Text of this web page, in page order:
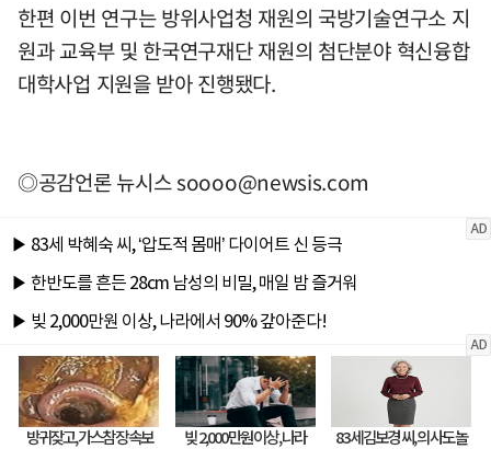
한편 이번 연구는 방위사업청 재원의 국방기술연구소 지
원과 교육부 및 한국연구재단 재원의 첨단분야 혁신융합
대학사업 지원을 받아 진행됐다.
◎공감언론 뉴시스soooo@newsis.com